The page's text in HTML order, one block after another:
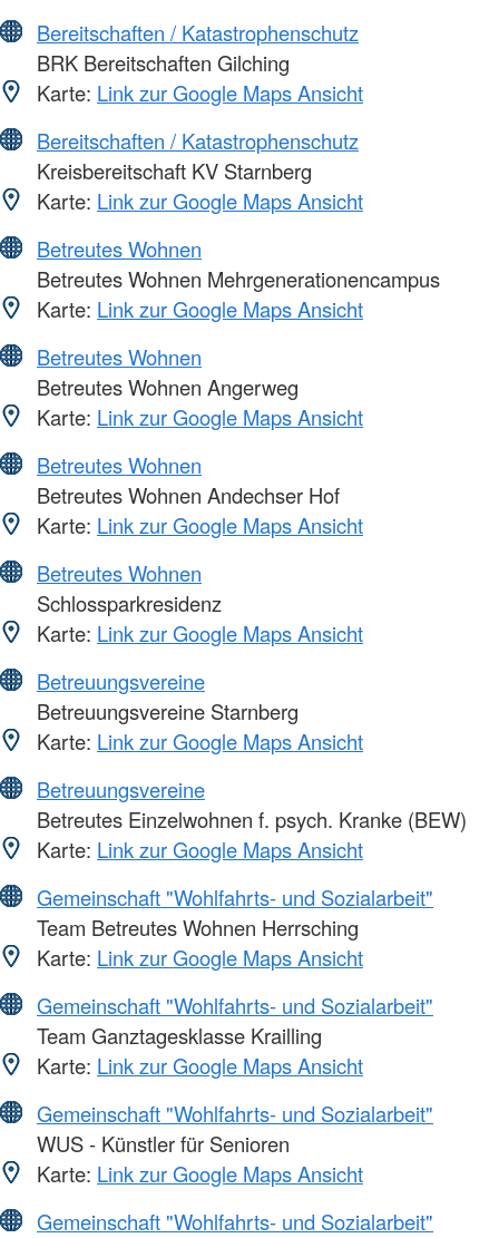
Bereitschaften / Katastrophenschutz
BRK Bereitschaften Gilching
Karte: Link zur Google Maps Ansicht
Bereitschaften / Katastrophenschutz
Kreisbereitschaft KV Starnberg
Karte: Link zur Google Maps Ansicht
Betreutes Wohnen
Betreutes Wohnen Mehrgenerationencampus
Karte: Link zur Google Maps Ansicht
Betreutes Wohnen
Betreutes Wohnen Angerweg
Karte: Link zur Google Maps Ansicht
Betreutes Wohnen
Betreutes Wohnen Andechser Hof
Karte: Link zur Google Maps Ansicht
Betreutes Wohnen
Schlossparkresidenz
Karte: Link zur Google Maps Ansicht
Betreuungsvereine
Betreuungsvereine Starnberg
Karte: Link zur Google Maps Ansicht
Betreuungsvereine
Betreutes Einzelwohnen f. psych. Kranke (BEW)
Karte: Link zur Google Maps Ansicht
Gemeinschaft "Wohlfahrts- und Sozialarbeit"
Team Betreutes Wohnen Herrsching
Karte: Link zur Google Maps Ansicht
Gemeinschaft "Wohlfahrts- und Sozialarbeit"
Team Ganztagesklasse Krailling
Karte: Link zur Google Maps Ansicht
Gemeinschaft "Wohlfahrts- und Sozialarbeit"
WUS - Künstler für Senioren
Karte: Link zur Google Maps Ansicht
Gemeinschaft "Wohlfahrts- und Sozialarbeit"